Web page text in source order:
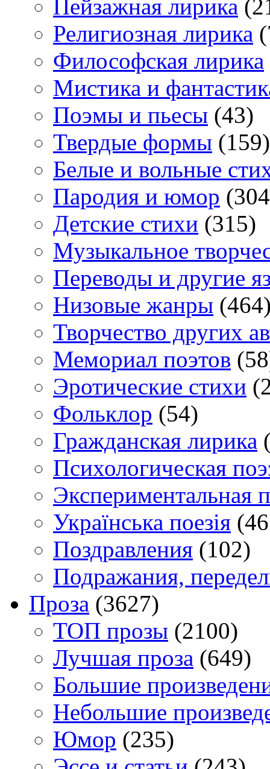
Пейзажная лирика
Религиозная лирика
Философская лирика
Мистика и
Поэмы и пьесы (43)
Твердые формы (159)
Белые и вольные
Пародия и юмор
Детские стихи (315)
Музыкальное
Переводы и другие
Низовые жанры
Творчество других
Мемориал поэтов
Эротические стихи
Фольклор (54)
Гражданская лирика
Психологическая
Экспериментальная
Українська поезія
Поздравления (102)
Подражания,
Проза (3627)
TOП прозы (2100)
Лучшая проза (649)
Большие
Небольшие
Юмор (235)